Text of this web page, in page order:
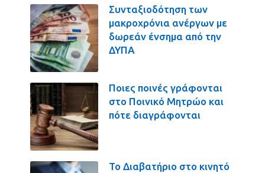
Συνταξιοδότηση των
μακροχρόνια ανέργων με
δωρεάν ένσημα από την
ΔΥΠΑ
Ποιες ποινές γράφονται
στο Ποινικό Μητρώο και
πότε διαγράφονται
Το Διαβατήριο στο κινητό